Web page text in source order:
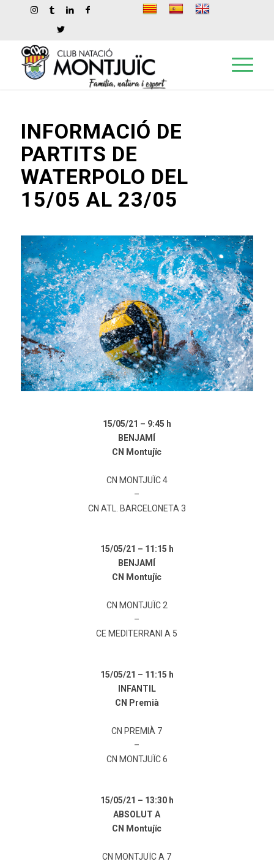
INFORMACIÓ DE
PARTITS DE
WATERPOLO DEL
15/05 AL 23/05
15/05/21 – 9:45 h
BENJAMÍ
CN Montujïc
CN MONTJUÏC 4
–
CN ATL. BARCELONETA 3
15/05/21 – 11:15 h
BENJAMÍ
CN Montujïc
CN MONTJUÏC 2
–
CE MEDITERRANI A 5
15/05/21 – 11:15 h
INFANTIL
CN Premià
CN PREMIÀ 7
–
CN MONTJUÏC 6
15/05/21 – 13:30 h
ABSOLUT A
CN Montujïc
CN MONTJUÏC A 7